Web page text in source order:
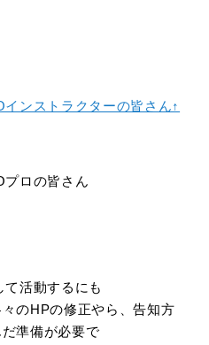
ンストラクターの皆さん↑
プロの皆さん
活動するにも
のHPの修正やら、告知方
準備が必要で